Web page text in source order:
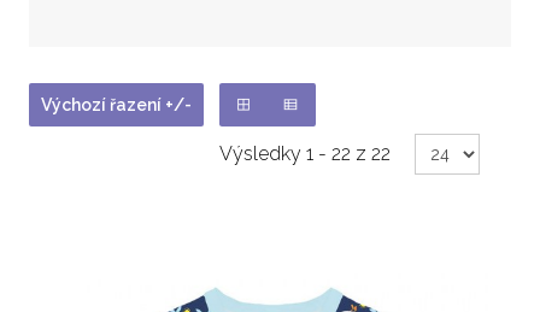
Výchozí řazení +/-
Výsledky 1 - 22 z 22